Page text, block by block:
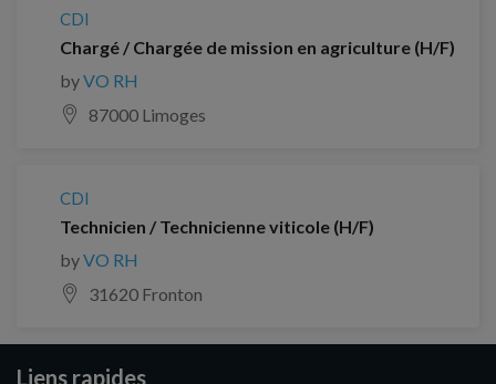
CDI
Chargé / Chargée de mission en agriculture (H/F)
byVO RH
87000 Limoges
CDI
Technicien / Technicienne viticole (H/F)
byVO RH
31620 Fronton
Liens rapides